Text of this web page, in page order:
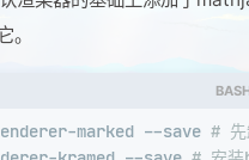
。
marked --save # 先